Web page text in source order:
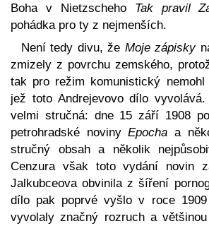
Boha v Nietzscheho Tak pravil
pohádka pro ty z nejmenších.
Není tedy divu, že Moje zápisky
zmizely z povrchu zemského,
tak pro režim komunistický
jež toto Andrejevovo dílo
velmi stručná: dne 15 září 1908
petrohradské novinyEpocha a
stručný obsah a několik
Cenzura však toto vydání novin
Jalkubceova obvinila z šíření
dílo pak poprvé vyšlo v roce
vyvolaly značný rozruch a